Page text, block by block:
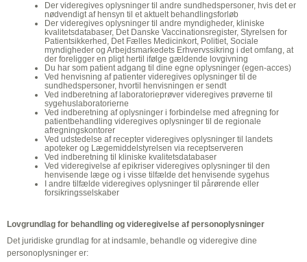
Der videregives oplysninger til andre sundhedspersoner, hvis det er
nødvendigt af hensyn til et aktuelt behandlingsforløb
Der videregives oplysninger til andre myndigheder, kliniske
kvalitetsdatabaser, Det Danske Vaccinationsregister, Styrelsen for
Patientsikkerhed, Det Fælles Medicinkort, Politiet, Sociale
myndigheder og Arbejdsmarkedets Erhvervssikring i det omfang, at
der foreligger en pligt hertil ifølge gældende lovgivning
Du har som patient adgang til dine egne oplysninger (egen-acces)
Ved henvisning af patienter videregives oplysninger til de
sundhedspersoner, hvortil henvisningen er sendt
Ved indberetning af laboratorieprøver videregives prøverne til
sygehuslaboratorierne
Ved indberetning af oplysninger i forbindelse med afregning for
patientbehandling videregives oplysninger til de regionale
afregningskontorer
Ved udstedelse af recepter videregives oplysninger til landets
apoteker og Lægemiddelstyrelsen via receptserveren
Ved indberetning til kliniske kvalitetsdatabaser
Ved videregivelse af epikriser videregives oplysninger til den
henvisende læge og i visse tilfælde det henvisende sygehus
I andre tilfælde videregives oplysninger til pårørende eller
forsikringsselskaber
Lovgrundlag for behandling og videregivelse af personoplysninger
Det juridiske grundlag for at indsamle, behandle og videregive dine
personoplysninger er: